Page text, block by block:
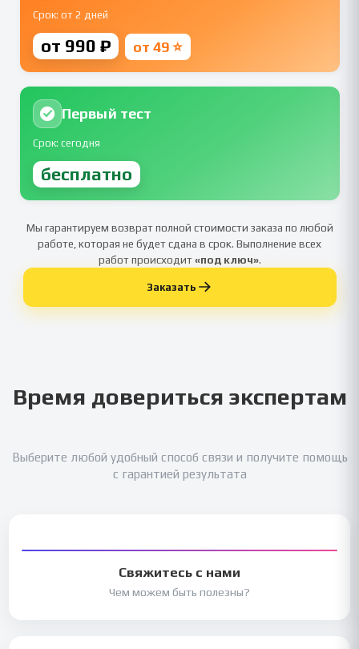
Срок: от 2 дней
от 990 ₽ от 49 ⭐
Первый тест
Срок: сегодня
бесплатно
Мы гарантируем возврат полной стоимости заказа по любой
работе, которая не будет сдана в срок. Выполнение всех
работ происходит«под ключ».
Заказать
Время довериться экспертам
Выберите любой удобный способ связи и получите помощь
с гарантией результата
Свяжитесь с нами
Чем можем быть полезны?